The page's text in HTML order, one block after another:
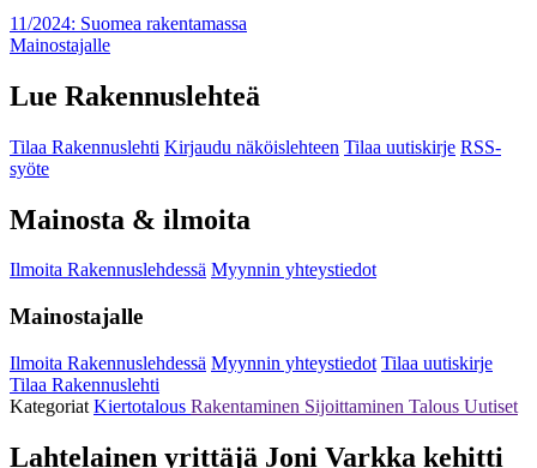
11/2024: Suomea rakentamassa
Mainostajalle
Lue Rakennuslehteä
Tilaa Rakennuslehti Kirjaudu näköislehteen Tilaa uutiskirje RSS-
syöte
Mainosta & ilmoita
Ilmoita Rakennuslehdessä Myynnin yhteystiedot
Mainostajalle
Ilmoita Rakennuslehdessä Myynnin yhteystiedot Tilaa uutiskirje
Tilaa Rakennuslehti
Kategoriat Kiertotalous Rakentaminen Sijoittaminen Talous Uutiset
Lahtelainen yrittäjä Joni Varkka kehitti